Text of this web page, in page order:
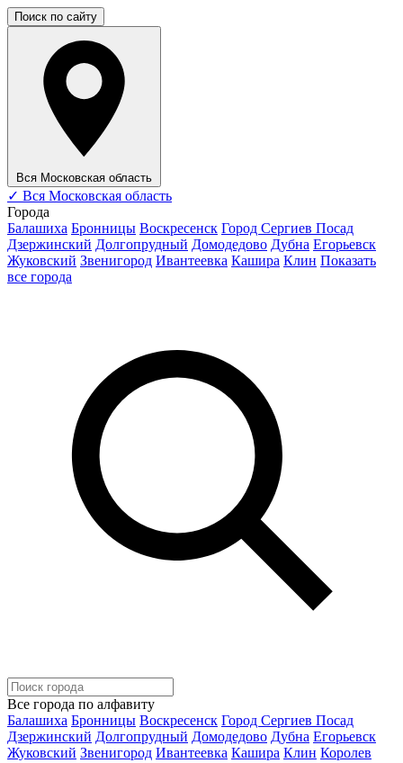
Поиск по сайту
Вся Московская область
✓ Вся Московская область
Города
Балашиха Бронницы Воскресенск Город Сергиев Посад
Дзержинский Долгопрудный Домодедово Дубна Егорьевск
Жуковский Звенигород Ивантеевка Кашира Клин Показать
все города
Все города по алфавиту
Балашиха Бронницы Воскресенск Город Сергиев Посад
Дзержинский Долгопрудный Домодедово Дубна Егорьевск
Жуковский Звенигород Ивантеевка Кашира Клин Королев